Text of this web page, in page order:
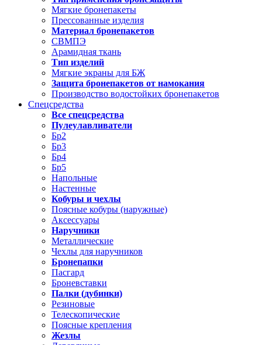
Мягкие бронепакеты
Прессованные изделия
Материал бронепакетов
СВМПЭ
Арамидная ткань
Тип изделий
Мягкие экраны для БЖ
Защита бронепакетов от намокания
Производство водостойких бронепакетов
Спецсредства
Все спецсредства
Пулеулавливатели
Бр2
Бр3
Бр4
Бр5
Напольные
Настенные
Кобуры и чехлы
Поясные кобуры (наружные)
Аксессуары
Наручники
Металлические
Чехлы для наручников
Бронепапки
Пасгард
Броневставки
Палки (дубинки)
Резиновые
Телескопические
Поясные крепления
Жезлы